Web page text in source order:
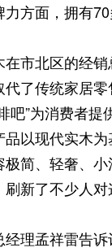
方面，拥有
市北区的经
代了传统家居
吧”为消费者
以现代实木
简、轻奢、
新了不少人对
理孟祥雷告诉